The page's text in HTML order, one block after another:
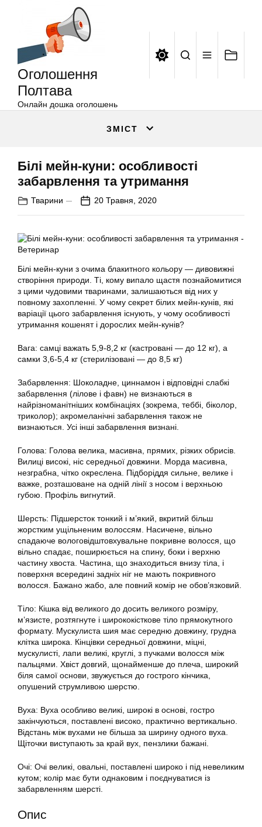
Оголошення
Полтава
Онлайн дошка оголошень
ЗМІСТ
Білі мейн-куни: особливості
забарвлення та утримання
Тварини 20 Травня, 2020
Білі мейн-куни з очима блакитного кольору — дивовижні
створіння природи. Ті, кому випало щастя познайомитися
з цими чудовими тваринами, залишаються від них у
повному захопленні. У чому секрет білих мейн-кунів, які
варіації цього забарвлення існують, у чому особливості
утримання кошенят і дорослих мейн-кунів?
Вага: самці важать 5,9-8,2 кг (кастровані — до 12 кг), а
самки 3,6-5,4 кг (стерилізовані — до 8,5 кг)
Забарвлення: Шоколадне, циннамон і відповідні слабкі
забарвлення (лілове і фавн) не визнаються в
найрізноманітніших комбінаціях (зокрема, теббі, біколор,
триколор); акромеланічні забарвлення також не
визнаються. Усі інші забарвлення визнані.
Голова: Голова велика, масивна, прямих, різких обрисів.
Вилиці високі, ніс середньої довжини. Морда масивна,
незграбна, чітко окреслена. Підборіддя сильне, велике і
важке, розташоване на одній лінії з носом і верхньою
губою. Профіль вигнутий.
Шерсть: Підшерсток тонкий і м’який, вкритий більш
жорстким ущільненим волоссям. Насичене, вільно
спадаюче вологовідштовхувальне покривне волосся, що
вільно спадає, поширюється на спину, боки і верхню
частину хвоста. Частина, що знаходиться внизу тіла, і
поверхня всередині задніх ніг не мають покривного
волосся. Бажано жабо, але повний комір не обов’язковий.
Тіло: Кішка від великого до досить великого розміру,
м’язисте, розтягнуте і ширококісткове тіло прямокутного
формату. Мускулиста шия має середню довжину, грудна
клітка широка. Кінцівки середньої довжини, міцні,
мускулисті, лапи великі, круглі, з пучками волосся між
пальцями. Хвіст довгий, щонайменше до плеча, широкий
біля самої основи, звужується до гострого кінчика,
опушений струмливою шерстю.
Вуха: Вуха особливо великі, широкі в основі, гостро
закінчуються, поставлені високо, практично вертикально.
Відстань між вухами не більша за ширину одного вуха.
Щіточки виступають за край вух, пензлики бажані.
Очі: Очі великі, овальні, поставлені широко і під невеликим
кутом; колір має бути однаковим і поєднуватися із
забарвленням шерсті.
Опис